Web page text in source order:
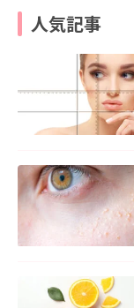
人気記事